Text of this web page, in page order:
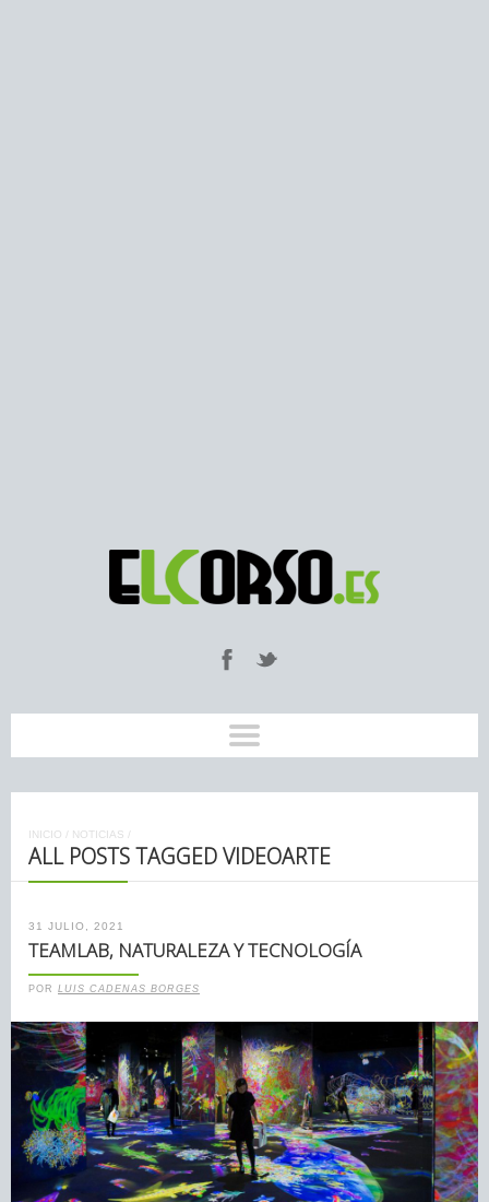
INICIO / NOTICIAS /
ALL POSTS TAGGED VIDEOARTE
31 JULIO, 2021
TEAMLAB, NATURALEZA Y TECNOLOGÍA
POR LUIS CADENAS BORGES